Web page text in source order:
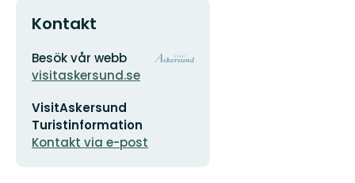
Kontakt
Adress
Besök vår webb
visitaskersund.se
postadress
VisitAskersund
Turistinformation
Kontakt via e-post
Organisationens